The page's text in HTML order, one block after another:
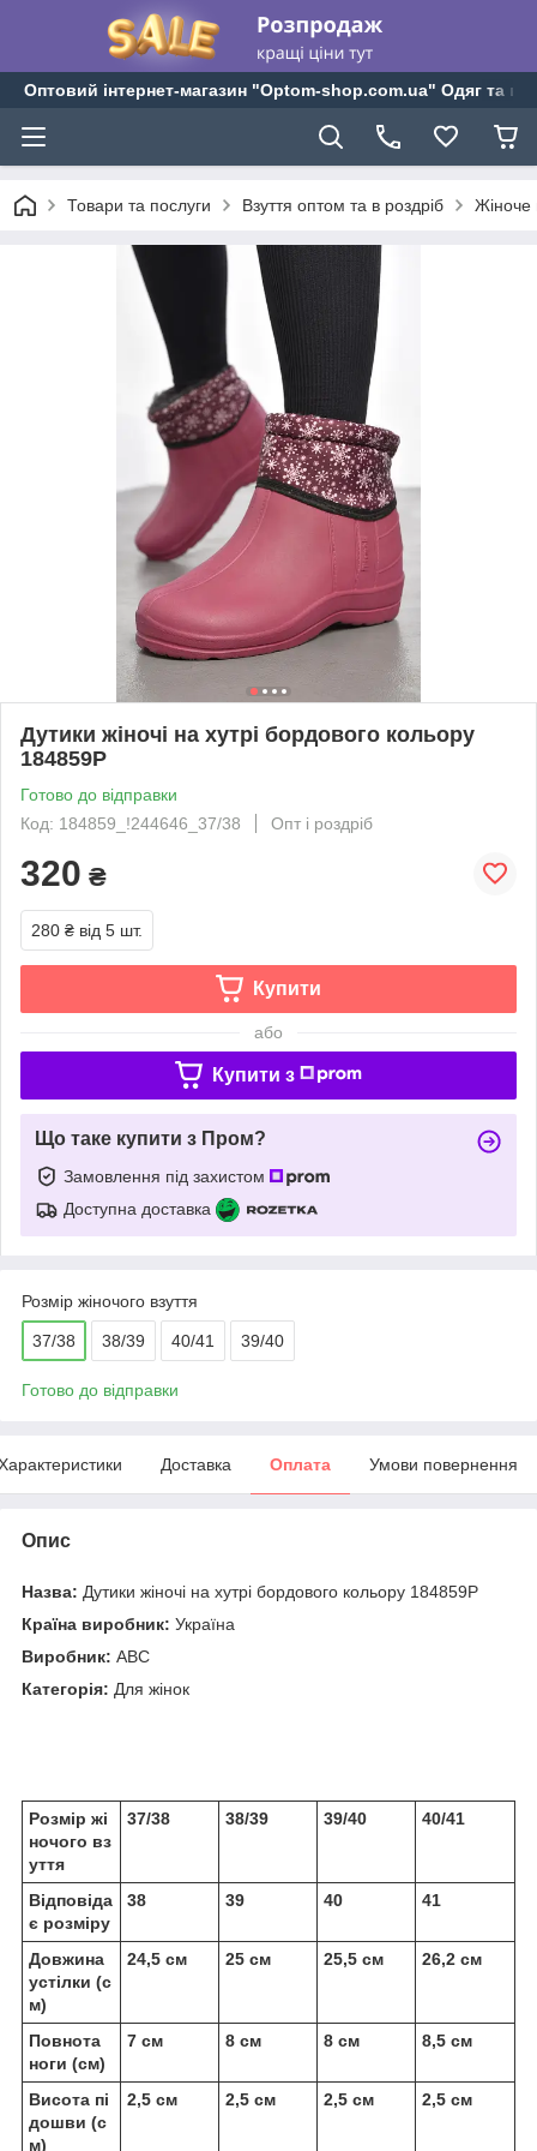
Оптовий інтернет-магазин "Optom-shop.com.ua" Одяг та
Товари та послуги Взуття оптом та в роздріб Жіноче
Дутики жіночі на хутрі бордового кольору
184859P
Готово до відправки
Код: 184859_!244646_37/38
Опт і роздріб
320 ₴
280 ₴ від 5 шт.
Купити
або
Купити з
Що таке купити з Пром?
Замовлення під захистом
Доступна доставка
Розмір жіночого взуття
37/38 38/39 40/41 39/40
Готово до відправки
Доставка Оплата Умови повернення
Опис
Назва: Дутики жіночі на хутрі бордового кольору 184859P
Країна виробник: Україна
Виробник: ABC
Категорія: Для жінок
Розмір жі
ночого вз
уття
37/38 38/39 39/40 40/41
Відповіда
є розміру
38 39 40 41
Довжина
устілки (с
м)
24,5 см 25 см 25,5 см 26,2 см
Повнота
ноги (см)
7 см 8 см 8 см 8,5 см
Висота пі
дошви (с
м)
2,5 см 2,5 см 2,5 см 2,5 см